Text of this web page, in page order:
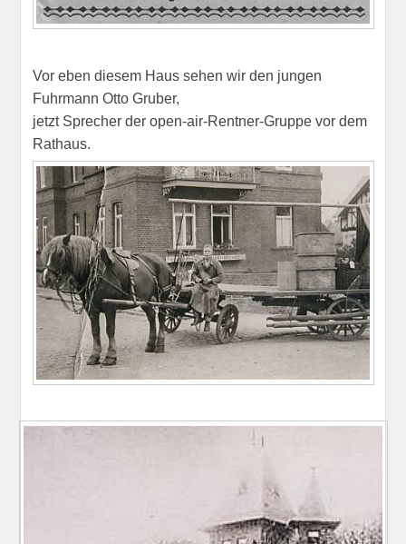
Vor eben diesem Haus sehen wir den jungen
Fuhrmann Otto Gruber,
jetzt Sprecher der open-air-Rentner-Gruppe vor dem
Rathaus.